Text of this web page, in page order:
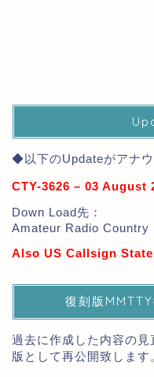
◆以下のUpdateがアナ
CTY-3626 – 03 August
Down Load先：
Amateur Radio Country
Also US Callsign
復刻版
過去に作成した内容の
版として再公開致します